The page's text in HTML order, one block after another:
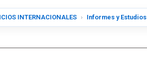
INTERNACIONALES Informes y Estudios